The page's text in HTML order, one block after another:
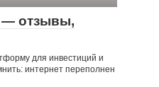
— отзывы,
для инвестиций и
интернет переполнен